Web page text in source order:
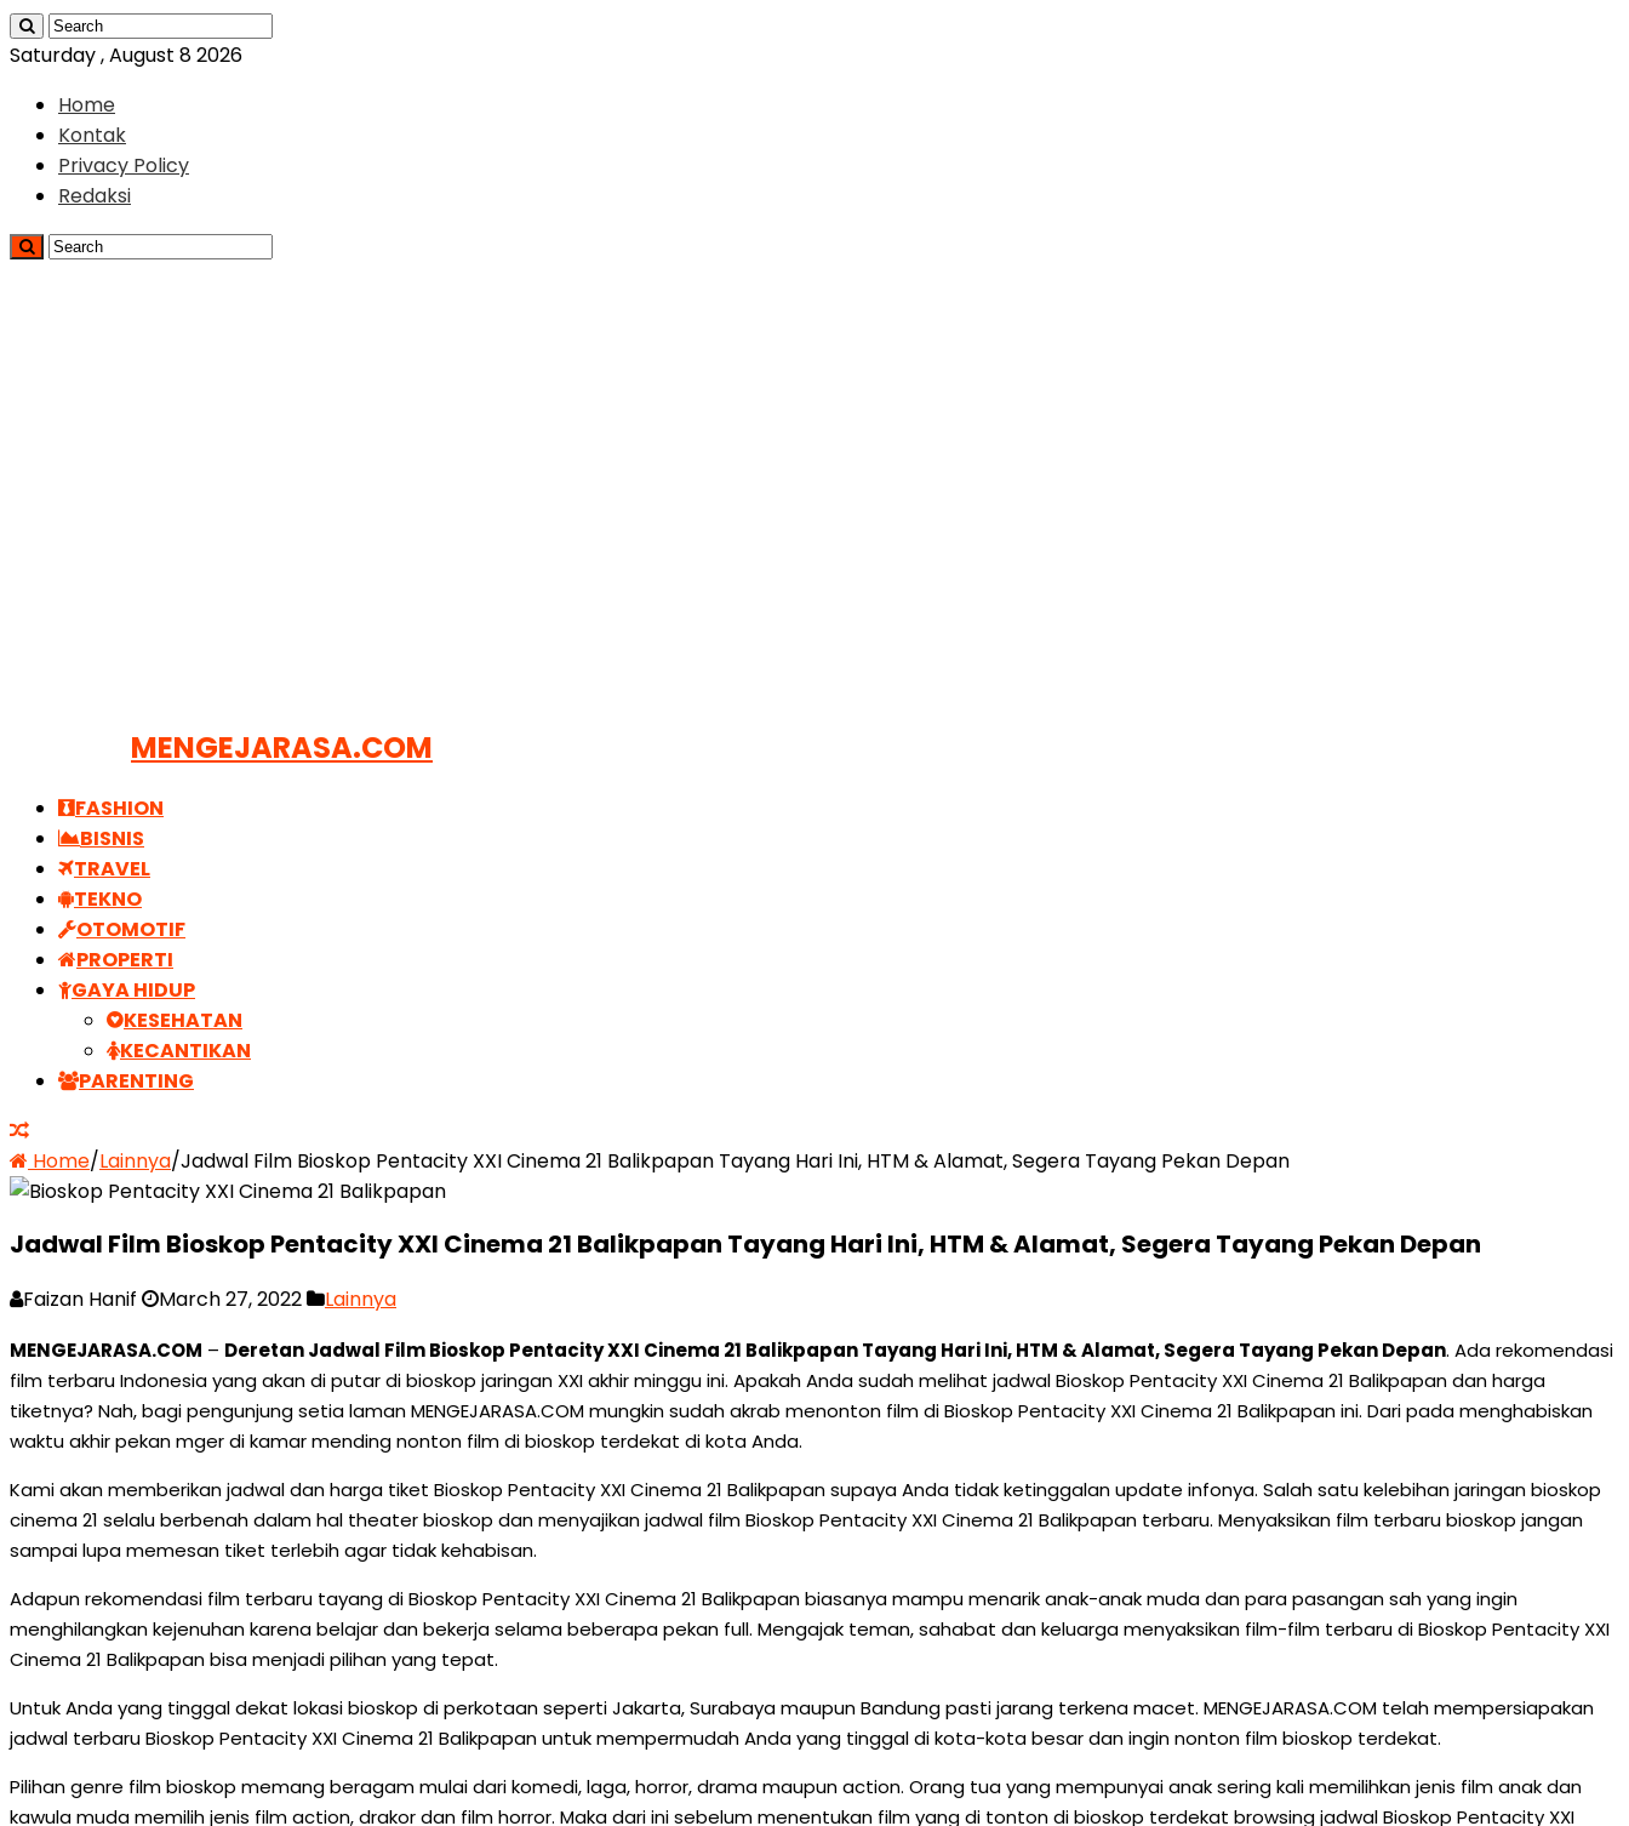
Saturday , August 8 2026
Home
Kontak
Privacy Policy
Redaksi
MENGEJARASA.COM
FASHION
BISNIS
TRAVEL
TEKNO
OTOMOTIF
PROPERTI
GAYA HIDUP
KESEHATAN
KECANTIKAN
PARENTING
Home/Lainnya/Jadwal Film Bioskop Pentacity XXI Cinema 21 Balikpapan Tayang Hari Ini, HTM & Alamat, Segera Tayang Pekan Depan
Jadwal Film Bioskop Pentacity XXI Cinema 21 Balikpapan Tayang Hari Ini, HTM & Alamat, Segera Tayang Pekan Depan
Faizan Hanif March 27, 2022 Lainnya
MENGEJARASA.COM – Deretan Jadwal Film Bioskop Pentacity XXI Cinema 21 Balikpapan Tayang Hari Ini, HTM & Alamat, Segera Tayang Pekan Depan. Ada rekomendasi
film terbaru Indonesia yang akan di putar di bioskop jaringan XXI akhir minggu ini. Apakah Anda sudah melihat jadwal Bioskop Pentacity XXI Cinema 21 Balikpapan dan harga
tiketnya? Nah, bagi pengunjung setia laman MENGEJARASA.COM mungkin sudah akrab menonton film di Bioskop Pentacity XXI Cinema 21 Balikpapan ini. Dari pada menghabiskan
waktu akhir pekan mger di kamar mending nonton film di bioskop terdekat di kota Anda.
Kami akan memberikan jadwal dan harga tiket Bioskop Pentacity XXI Cinema 21 Balikpapan supaya Anda tidak ketinggalan update infonya. Salah satu kelebihan jaringan bioskop
cinema 21 selalu berbenah dalam hal theater bioskop dan menyajikan jadwal film Bioskop Pentacity XXI Cinema 21 Balikpapan terbaru. Menyaksikan film terbaru bioskop jangan
sampai lupa memesan tiket terlebih agar tidak kehabisan.
Adapun rekomendasi film terbaru tayang di Bioskop Pentacity XXI Cinema 21 Balikpapan biasanya mampu menarik anak-anak muda dan para pasangan sah yang ingin
menghilangkan kejenuhan karena belajar dan bekerja selama beberapa pekan full. Mengajak teman, sahabat dan keluarga menyaksikan film-film terbaru di Bioskop Pentacity XXI
Cinema 21 Balikpapan bisa menjadi pilihan yang tepat.
Untuk Anda yang tinggal dekat lokasi bioskop di perkotaan seperti Jakarta, Surabaya maupun Bandung pasti jarang terkena macet. MENGEJARASA.COM telah mempersiapakan
jadwal terbaru Bioskop Pentacity XXI Cinema 21 Balikpapan untuk mempermudah Anda yang tinggal di kota-kota besar dan ingin nonton film bioskop terdekat.
Pilihan genre film bioskop memang beragam mulai dari komedi, laga, horror, drama maupun action. Orang tua yang mempunyai anak sering kali memilihkan jenis film anak dan
kawula muda memilih jenis film action, drakor dan film horror. Maka dari ini sebelum menentukan film yang di tonton di bioskop terdekat browsing jadwal Bioskop Pentacity XXI